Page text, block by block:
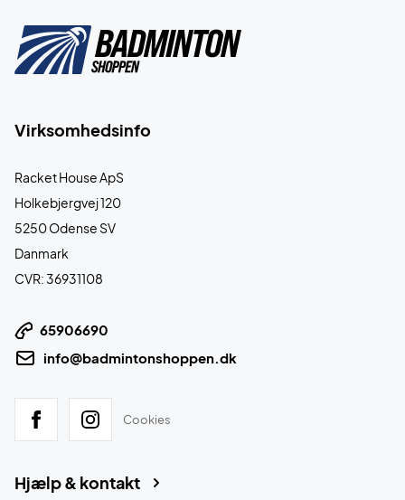
Virksomhedsinfo
Racket House ApS
Holkebjergvej 120
5250 Odense SV
Danmark
CVR: 36931108
65906690
info@badmintonshoppen.dk
Cookies
Hjælp & kontakt